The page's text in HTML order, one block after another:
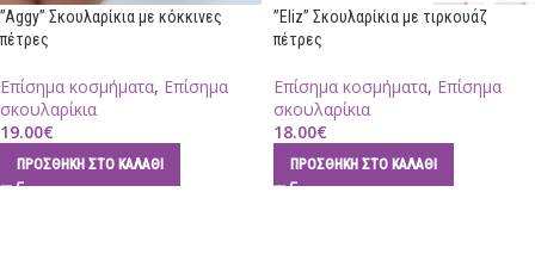
”Aggy” Σκουλαρίκια με κόκκινες
πέτρες
Επίσημα κοσμήματα, Επίσημα
σκουλαρίκια
19.00€
ΠΡΟΣΘΉΚΗ ΣΤΟ ΚΑΛΆΘΙ
”Eliz” Σκουλαρίκια με τιρκουάζ
πέτρες
Επίσημα κοσμήματα, Επίσημα
σκουλαρίκια
18.00€
ΠΡΟΣΘΉΚΗ ΣΤΟ ΚΑΛΆΘΙ